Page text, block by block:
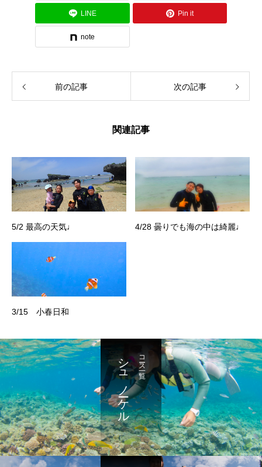
LINE Pin it
note
前の記事 次の記事
関連記事
5/2 最高の天気♩ 4/28 曇りでも海の中は綺麗♩
3/15 小春日和
コース一覧
シュノーケル